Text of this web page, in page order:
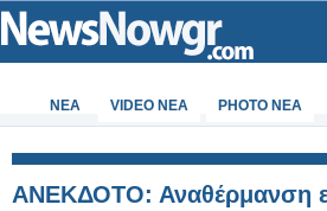
ΝΕΑ VIDEO NEA PHOTO NEA
ΑΝΕΚΔΟΤΟ: Αναθέρμανση